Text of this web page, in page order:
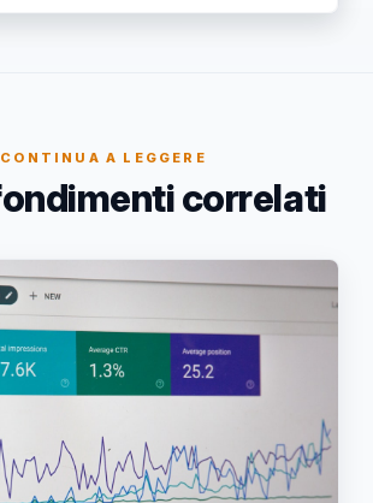
CONTINUA A LEGGERE
correlati